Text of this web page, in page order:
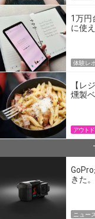
1万円
に使
体験レ
【レ
燻製
アウト
きた
ニュー